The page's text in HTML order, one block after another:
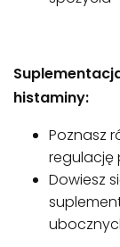
histaminy:
Poznasz
regulację
Dowiesz